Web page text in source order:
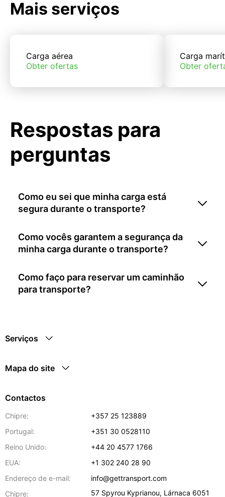
Mais serviços
Carga aérea
Obter ofertas
Carga
Obter
Respostas para
perguntas
Como eu sei que minha carga está
segura durante o transporte?
Como vocês garantem a segurança da
minha carga durante o transporte?
Como faço para reservar um caminhão
para transporte?
Serviços
Mapa do site
Contactos
Chipre:
+357 25 123889
Portugal:
+351 30 0528110
Reino Unido:
+44 20 4577 1766
EUA:
+1 302 240 28 90
Endereço de e-mail:
info@gettransport.com
Chipre:
57 Spyrou Kyprianou, Lárnaca 6051